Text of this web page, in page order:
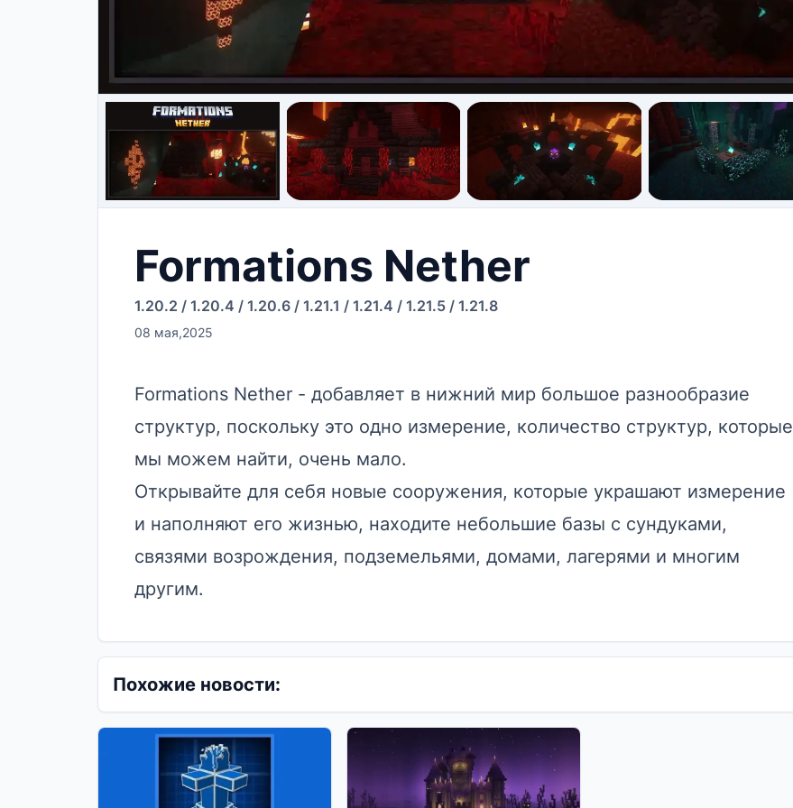
Formations Nether
1.20.2 / 1.20.4 / 1.20.6 / 1.21.1 / 1.21.4 / 1.21.5 / 1.21.8
08 мая,2025
Formations Nether - добавляет в нижний мир большое разнообразие
структур, поскольку это одно измерение, количество структур, которые
мы можем найти, очень мало.
Открывайте для себя новые сооружения, которые украшают измерение
и наполняют его жизнью, находите небольшие базы с сундуками,
связями возрождения, подземельями, домами, лагерями и многим
другим.
Похожие новости: